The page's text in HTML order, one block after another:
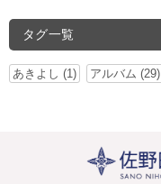
タグ一覧
あきよし (1) アルバム (29)